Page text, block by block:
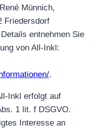
Münnich,
Friedersdorf
entnehmen Sie
von All-Inkl:
.
Inkl erfolgt auf
1 lit. f DSGVO.
Interesse an